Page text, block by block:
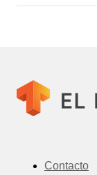
Contacto